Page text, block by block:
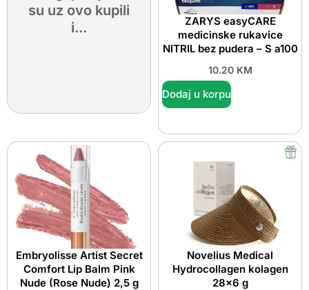
su uz ovo kupili
i...
ZARYS easyCARE
medicinske rukavice
NITRIL bez pudera – S a100
10.20 KM
Dodaj u korpu
Embryolisse Artist Secret
Comfort Lip Balm Pink
Nude (Rose Nude) 2,5 g
Novelius Medical
Hydrocollagen kolagen
28×6 g